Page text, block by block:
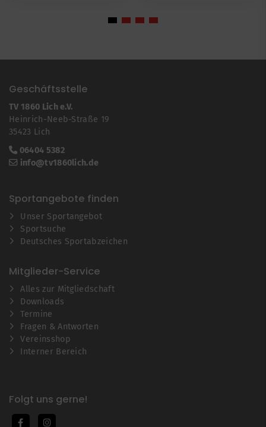
Geschäftsstelle
TV 1860 Lich e.V.
Heinrich-Neeb-Straße 19
35423 Lich
06404 5382
info@tv1860lich.de
Sportangebote finden
Unser Sportangebot
Sportsuche
Deutsches Sportabzeichen
Mitglieder-Service
Alles zur Mitgliedschaft
Downloads
Termine
Fragen & Antworten
Vereinsshop
Interner Bereich
Folgt uns gerne!